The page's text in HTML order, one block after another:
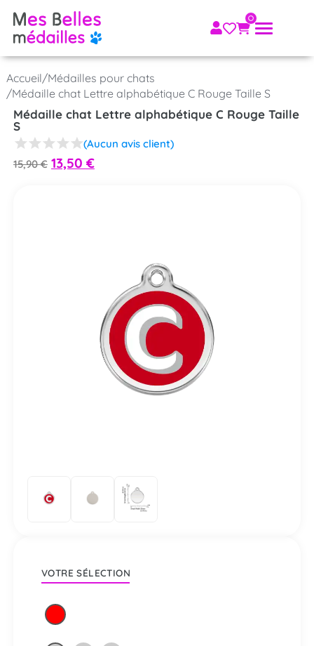
Accueil/Médailles pour chats
/Médaille chat Lettre alphabétique C Rouge Taille S
Médaille chat Lettre alphabétique C Rouge Taille
S
(Aucun avis client)
15,90€ 13,50 €
VOTRE SÉLECTION